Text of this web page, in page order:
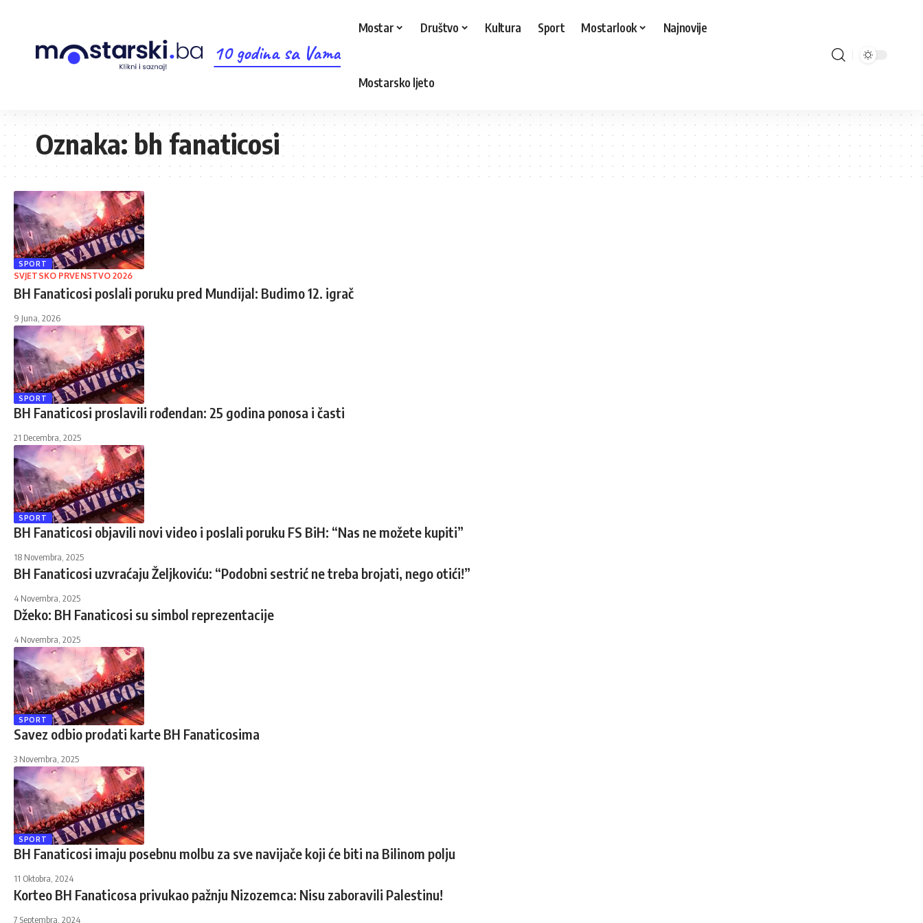
10 godina sa Vama
Mostar Društvo Kultura Sport Mostarlook Najnovije
Mostarsko ljeto
Oznaka:bh fanaticosi
SPORT
SVJETSKO PRVENSTVO 2026
BH Fanaticosi poslali poruku pred Mundijal: Budimo 12. igrač
9 Juna, 2026
SPORT
BH Fanaticosi proslavili rođendan: 25 godina ponosa i časti
21 Decembra, 2025
SPORT
BH Fanaticosi objavili novi video i poslali poruku FS BiH: “Nas ne možete kupiti”
18 Novembra, 2025
BH Fanaticosi uzvraćaju Željkoviću: “Podobni sestrić ne treba brojati, nego otići!”
4 Novembra, 2025
Džeko: BH Fanaticosi su simbol reprezentacije
4 Novembra, 2025
SPORT
Savez odbio prodati karte BH Fanaticosima
3 Novembra, 2025
SPORT
BH Fanaticosi imaju posebnu molbu za sve navijače koji će biti na Bilinom polju
11 Oktobra, 2024
Korteo BH Fanaticosa privukao pažnju Nizozemca: Nisu zaboravili Palestinu!
7 Septembra, 2024